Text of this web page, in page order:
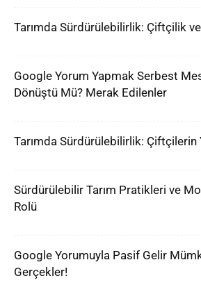
Tarımda Sürdürülebilirlik: Çiftçilik ve
Google Yorum Yapmak Serbest
Dönüştü Mü? Merak Edilenler
Tarımda Sürdürülebilirlik: Çiftçilerin
Sürdürülebilir Tarım Pratikleri ve
Rolü
Google Yorumuyla Pasif Gelir
Gerçekler!